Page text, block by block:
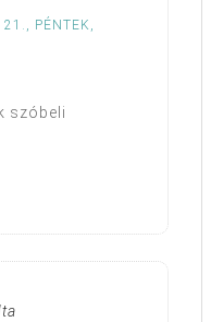
PÉNTEK,
szóbeli